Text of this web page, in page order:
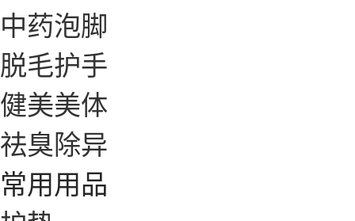
中药泡脚
脱毛护手
健美美体
祛臭除异
常用用品